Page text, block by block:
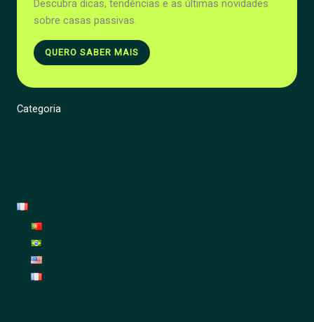
Descubra dicas, tendências e as últimas novidades
sobre casas passivas.
QUERO SABER MAIS
Categoria